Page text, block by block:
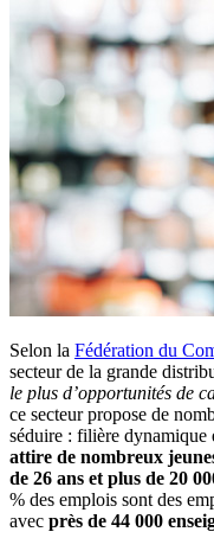
Selon la Fédération du
secteur de la grande
le plus d’opportunités de
ce secteur propose de
séduire : filière dynamique
attire de nombreux
de 26 ans et plus de 20
% des emplois sont des
avec près de 44 000